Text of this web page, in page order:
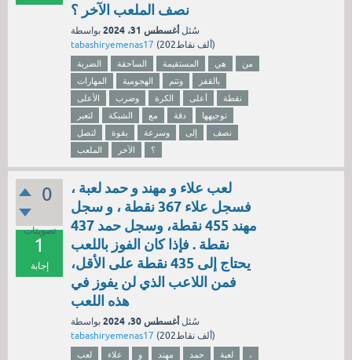
نصف الملعب الآخر ؟
سُئل أغسطس 31، 2024
بواسطة
tabashiryemenas17 ( 202ألف نقاط)
الضربة الساحقة المستقيمة هي
من
المهارات
الهجومية وتتم
بالقفز
الأعلى
وضرب الكرة أعلى
نقطة
لتعبر
الشبكة مع دقة
توجيهها
لتصل
بقوة وسرعة إلى
نصف
الملعب
الآخر ؟
0
تصويتات
1
إجابة
لعب علاء و مهند و حمد لعبة ،
فسجل علاء 367 نقطة ، و سجل
مهند 455 نقطة، وسجل حمد 437
نقطة . فإذا كان الفوز باللعب
يحتاج إلى 435 نقطة على الأقل،
فمن اللاعب الذي لن يفوز في
هذه اللعب
سُئل أغسطس 30، 2024
بواسطة
tabashiryemenas17 ( 202ألف نقاط)
لعب علاء و مهند حمد لعبة
،